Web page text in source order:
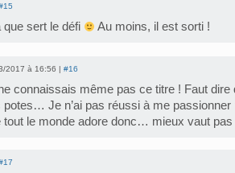
que sert le défi Au moins, il est sorti !
2017 à 16:56 | #16
connaissais même pas ce titre ! Faut dire
potes… Je n’ai pas réussi à me passionner
tout le monde adore donc… mieux vaut